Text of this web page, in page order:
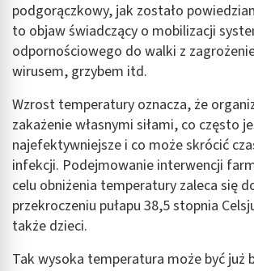
podgorączkowy, jak zostało
to objaw świadczący o mobilizacji
odpornościowego do walki z
wirusem, grzybem itd.
Wzrost temperatury oznacza, że
zakażenie własnymi siłami, co często
najefektywniejsze i co może skrócić
infekcji. Podejmowanie interwencji
celu obniżenia temperatury zaleca się
przekroczeniu pułapu 38,5 stopnia
także dzieci.
Tak wysoka temperatura może być już